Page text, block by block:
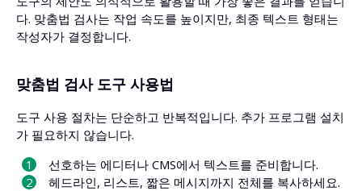
다. 맞춤법 검사는 작업 속도를 높이지만, 최종 텍스트 형태는
작성자가 결정합니다.
맞춤법 검사 도구 사용법
도구 사용 절차는 단순하고 반복적입니다. 추가 프로그램 설치
가 필요하지 않습니다.
선호하는 에디터나 CMS에서 텍스트를 준비합니다.
헤드라인, 리스트, 짧은 메시지까지 전체를 복사하세요.